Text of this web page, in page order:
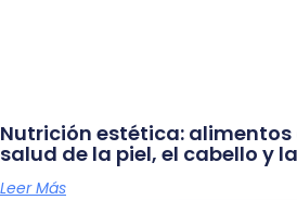
Nutrición estética:
salud de la piel, el cabello y
Leer Más